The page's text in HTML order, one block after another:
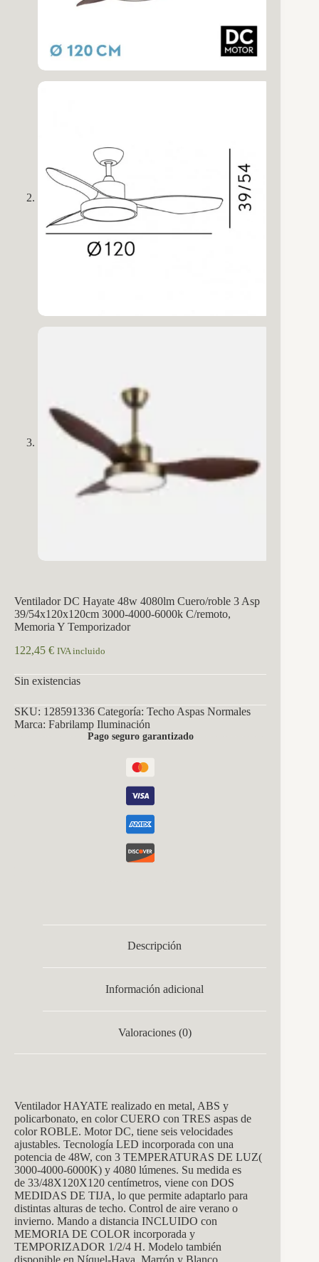
Ventilador DC Hayate 48w 4080lm Cuero/roble 3 Asp
39/54x120x120cm 3000-4000-6000k C/remoto,
Memoria Y Temporizador
122,45 € IVA incluido
Sin existencias
SKU: 128591336 Categoría: Techo Aspas Normales
Marca: Fabrilamp Iluminación
Pago seguro garantizado
Descripción
Información adicional
Valoraciones (0)
Ventilador HAYATE realizado en metal, ABS y
policarbonato, en color CUERO con TRES aspas de
color ROBLE. Motor DC, tiene seis velocidades
ajustables. Tecnología LED incorporada con una
potencia de 48W, con 3 TEMPERATURAS DE LUZ(
3000-4000-6000K) y 4080 lúmenes. Su medida es
de 33/48X120X120 centímetros, viene con DOS
MEDIDAS DE TIJA, lo que permite adaptarlo para
distintas alturas de techo. Control de aire verano o
invierno. Mando a distancia INCLUIDO con
MEMORIA DE COLOR incorporada y
TEMPORIZADOR 1/2/4 H. Modelo también